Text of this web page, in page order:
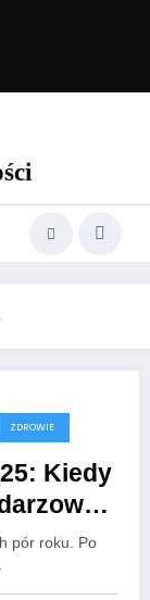
ZDROWIE
Kiedy
pór roku. Po